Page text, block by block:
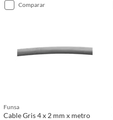
comparar
Funsa
Cable Gris 4 x 2 mm x metro